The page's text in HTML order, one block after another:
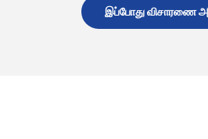
இப்போது விசாரணை